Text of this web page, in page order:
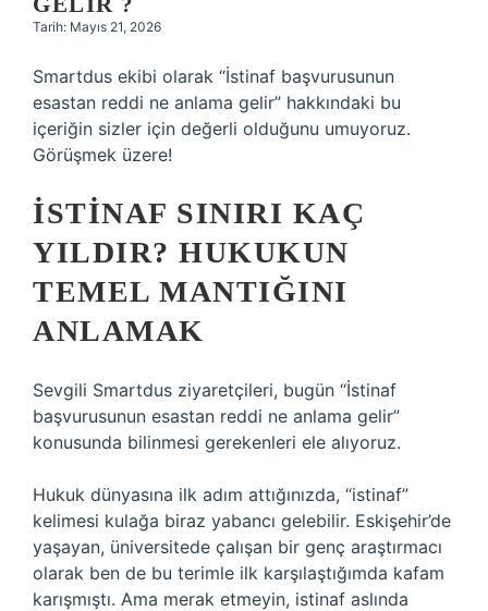
Tarih: Mayıs 21, 2026
Smartdus ekibi olarak “İstinaf başvurusunun
esastan reddi ne anlama gelir” hakkındaki bu
içeriğin sizler için değerli olduğunu umuyoruz.
Görüşmek üzere!
İSTINAF SINIRI KAÇ
YILDIR? HUKUKUN
TEMEL MANTIĞINI
ANLAMAK
Sevgili Smartdus ziyaretçileri, bugün “İstinaf
başvurusunun esastan reddi ne anlama gelir”
konusunda bilinmesi gerekenleri ele alıyoruz.
Hukuk dünyasına ilk adım attığınızda, “istinaf”
kelimesi kulağa biraz yabancı gelebilir. Eskişehir’de
yaşayan, üniversitede çalışan bir genç araştırmacı
olarak ben de bu terimle ilk karşılaştığımda kafam
karışmıştı. Ama merak etmeyin, istinaf aslında